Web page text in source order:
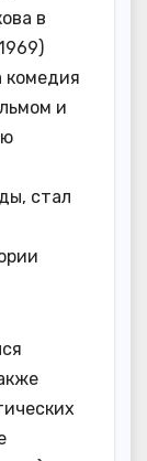
в
комедия
и
стал